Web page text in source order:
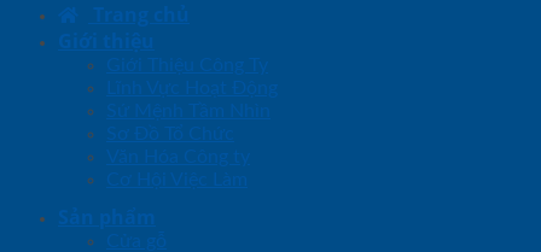
Trang chủ
Giới thiệu
Giới Thiệu Công Ty
Lĩnh Vực Hoạt Động
Sứ Mệnh Tầm Nhìn
Sơ Đồ Tổ Chức
Văn Hóa Công ty
Cơ Hội Việc Làm
Sản phẩm
Cửa gỗ